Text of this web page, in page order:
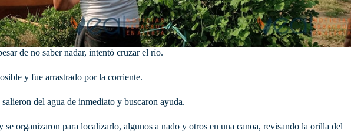
de no saber nadar, intentó cruzar el río.
y fue arrastrado por la corriente.
del agua de inmediato y buscaron ayuda.
organizaron para localizarlo, algunos a nado y otros en una canoa, revisando la orilla del